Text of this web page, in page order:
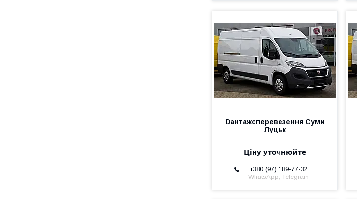
Dантажоперевезення Суми
Луцьк
Ціну уточнюйте
+380 (97) 189-77-32
WhatsApp, Telegram